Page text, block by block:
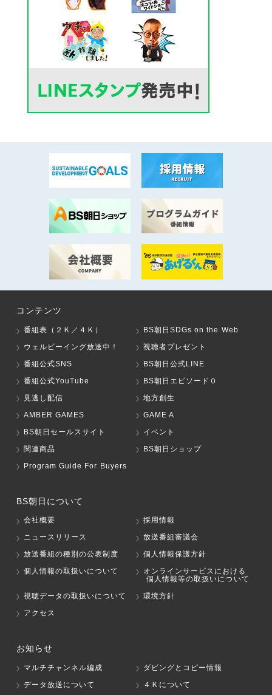
コンテンツ
番組表（２Ｋ／４Ｋ）
BS朝日SDGs on the Web
ウェルビーイング放送中！
視聴者プレゼント
番組公式SNS
BS朝日公式LINE
番組公式YouTube
BS朝日エピソード０
見逃し配信
地方創生
AMBER GAMES
GAME A
BS朝日セールスサイト
イベント
関連商品
BS朝日ショップ
Program Guide For Buyers
BS朝日について
会社概要
採用情報
ニュースリリース
放送番組審議会
放送番組の種別の公表制度
個人情報保護方針
個人情報の取扱いについて
オンラインサービスにおける
個人情報等の取扱いについて
視聴データの取扱いについて
環境方針
アクセス
お知らせ
マルチチャンネル編成
ダビングとコピー情報
データ放送について
４Ｋについて